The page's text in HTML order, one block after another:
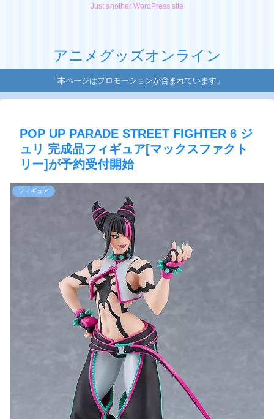
Just another WordPress site
アニメグッズオンライン
「本ページはプロモーションが含まれています」
POP UP PARADE STREET FIGHTER 6 ジ
ュリ 完成品フィギュア[マックスファクト
リー]が予約受付開始
フィギュア